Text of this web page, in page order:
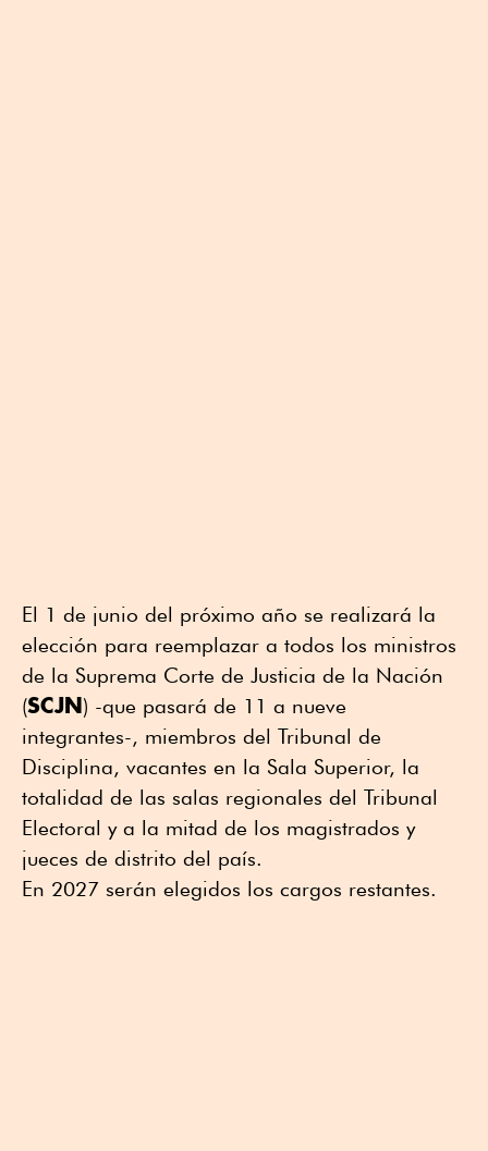
El 1 de junio del próximo año se realizará la
elección para reemplazar a todos los ministros
de la Suprema Corte de Justicia de la Nación
(SCJN) -que pasará de 11 a nueve
integrantes-, miembros del Tribunal de
Disciplina, vacantes en la Sala Superior, la
totalidad de las salas regionales del Tribunal
Electoral y a la mitad de los magistrados y
jueces de distrito del país.
En 2027 serán elegidos los cargos restantes.